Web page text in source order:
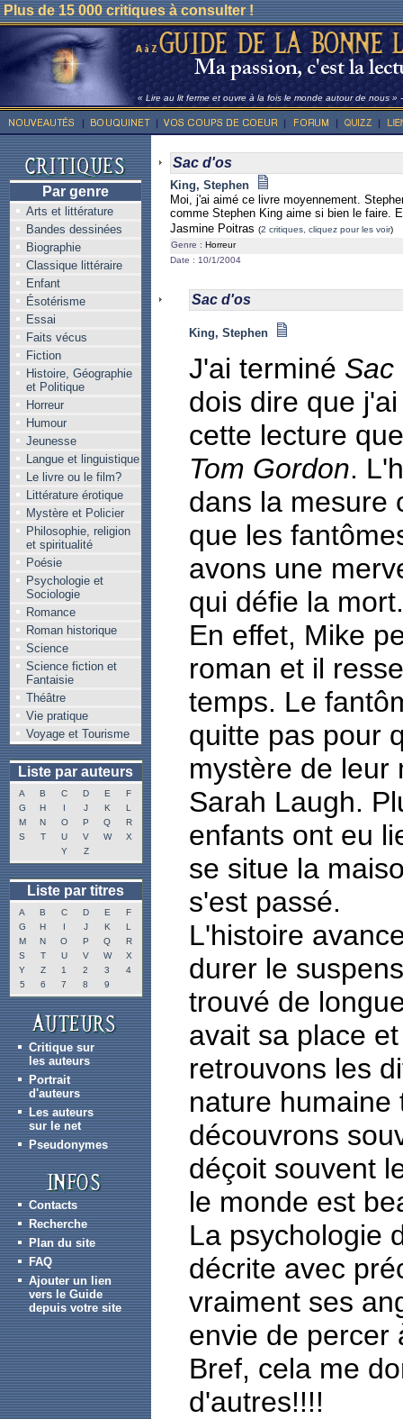
Plus de 15 000 critiques à consulter !
« Lire au lit ferme et ouvre à la fois le monde autour de nous »
Par genre
Arts et littérature
Bandes dessinées
Biographie
Classique littéraire
Enfant
Ésotérisme
Essai
Faits vécus
Fiction
Histoire, Géographie
et Politique
Horreur
Humour
Jeunesse
Langue et linguistique
Le livre ou le film?
Littérature érotique
Mystère et Policier
Philosophie, religion
et spiritualité
Poésie
Psychologie et
Sociologie
Romance
Roman historique
Science
Science fiction et
Fantaisie
Théâtre
Vie pratique
Voyage et Tourisme
Liste par auteurs
A B C D E
F
G
H I J K
L
M
N O P Q
R
S
T U V W
X
Y
Z
Liste par titres
A B C D E
F
G
H I J K
L
M
N O P Q
R
S
T U V W
X
Y
Z 1 2 3
4
5
6 7 8 9
Critique sur
les auteurs
Portrait
d'auteurs
Les auteurs
sur le net
Pseudonymes
Contacts
Recherche
Plan du site
FAQ
Ajouter un lien
vers le Guide
depuis votre site
Sac d'os
King, Stephen
Moi, j'ai aimé ce livre moyennement.
comme Stephen King aime si bien le faire.
Jasmine Poitras (2 critiques, cliquez pour les voir)
Genre : Horreur
Date : 10/1/2004
Sac d'os
King, Stephen
J'ai terminé Sac
dois dire que
cette lecture
Tom Gordon.
dans la mesure
que les
avons une
qui défie la mort.
En effet, Mike
roman et il
temps. Le
quitte pas pour
mystère de leur
Sarah Laugh.
enfants ont eu
se situe la
s'est passé.
L'histoire
durer le
trouvé de
avait sa place
retrouvons les
nature humaine
découvrons
déçoit souvent
le monde est
La psychologie
décrite avec
vraiment ses
envie de percer
Bref, cela me
d'autres!!!!